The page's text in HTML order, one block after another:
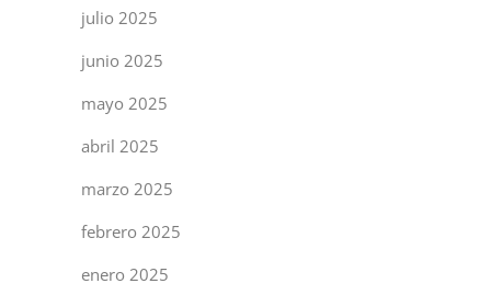
julio 2025
junio 2025
mayo 2025
abril 2025
marzo 2025
febrero 2025
enero 2025